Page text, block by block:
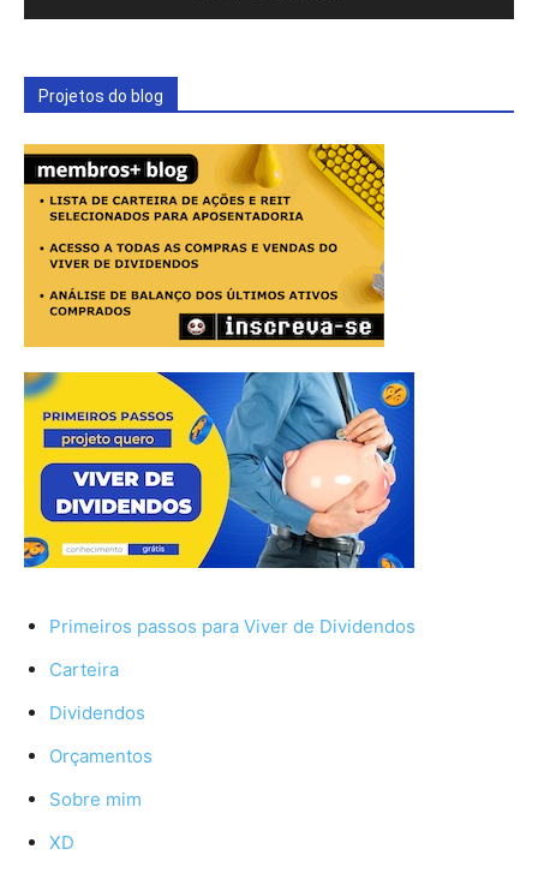
Projetos do blog
Primeiros passos para Viver de Dividendos
Carteira
Dividendos
Orçamentos
Sobre mim
XD